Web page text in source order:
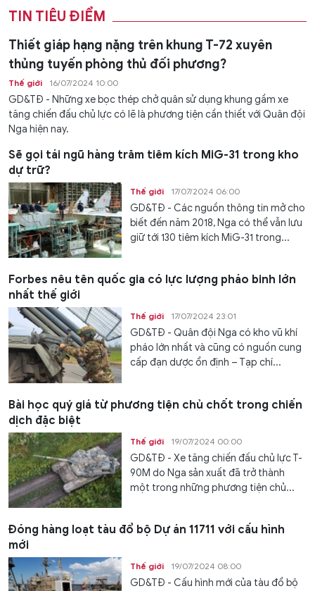
TIN TIÊU ĐIỂM
Thiết giáp hạng nặng trên khung T-72 xuyên
thủng tuyến phòng thủ đối phương?
Thế giới 16/07/2024 10:00
GD&TĐ - Những xe bọc thép chở quân sử dụng khung gầm xe
tăng chiến đấu chủ lực có lẽ là phương tiện cần thiết với Quân đội
Nga hiện nay.
Sẽ gọi tái ngũ hàng trăm tiêm kích MiG-31 trong kho
dự trữ?
Thế giới 17/07/2024 06:00
GD&TĐ - Các nguồn thông tin mở cho
biết đến năm 2018, Nga có thể vẫn lưu
giữ tới 130 tiêm kích MiG-31 trong...
Forbes nêu tên quốc gia có lực lượng pháo binh lớn
nhất thế giới
Thế giới 17/07/2024 23:01
GD&TĐ - Quân đội Nga có kho vũ khí
pháo lớn nhất và cũng có nguồn cung
cấp đạn dược ổn định – Tạp chí...
Bài học quý giá từ phương tiện chủ chốt trong chiến
dịch đặc biệt
Thế giới 19/07/2024 00:00
GD&TĐ - Xe tăng chiến đấu chủ lực T-
90M do Nga sản xuất đã trở thành
một trong những phương tiện chủ...
Đóng hàng loạt tàu đổ bộ Dự án 11711 với cấu hình
mới
Thế giới 19/07/2024 08:00
GD&TĐ - Cấu hình mới của tàu đổ bộ